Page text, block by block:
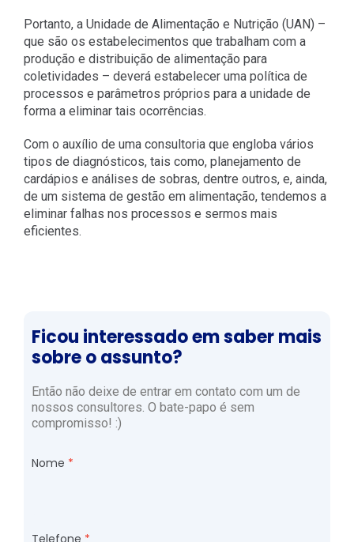
Portanto, a Unidade de Alimentação e Nutrição (UAN) –
que são os estabelecimentos que trabalham com a
produção e distribuição de alimentação para
coletividades – deverá estabelecer uma política de
processos e parâmetros próprios para a unidade de
forma a eliminar tais ocorrências.
Com o auxílio de uma consultoria que engloba vários
tipos de diagnósticos, tais como, planejamento de
cardápios e análises de sobras, dentre outros, e, ainda,
de um sistema de gestão em alimentação, tendemos a
eliminar falhas nos processos e sermos mais
eficientes.
Ficou interessado em saber mais
sobre o assunto?
Então não deixe de entrar em contato com um de
nossos consultores. O bate-papo é sem
compromisso! :)
Nome